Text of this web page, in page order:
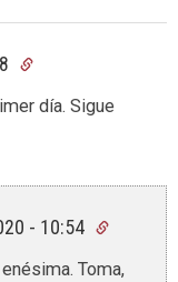
día. Sigue
- 10:54
Toma,